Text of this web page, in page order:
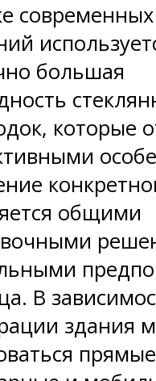
большая
которые
общими
В
здания
прямые